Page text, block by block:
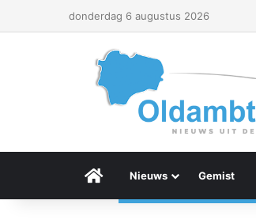
donderdag 6 augustus 2026
Menu Item
Nieuws Gemist